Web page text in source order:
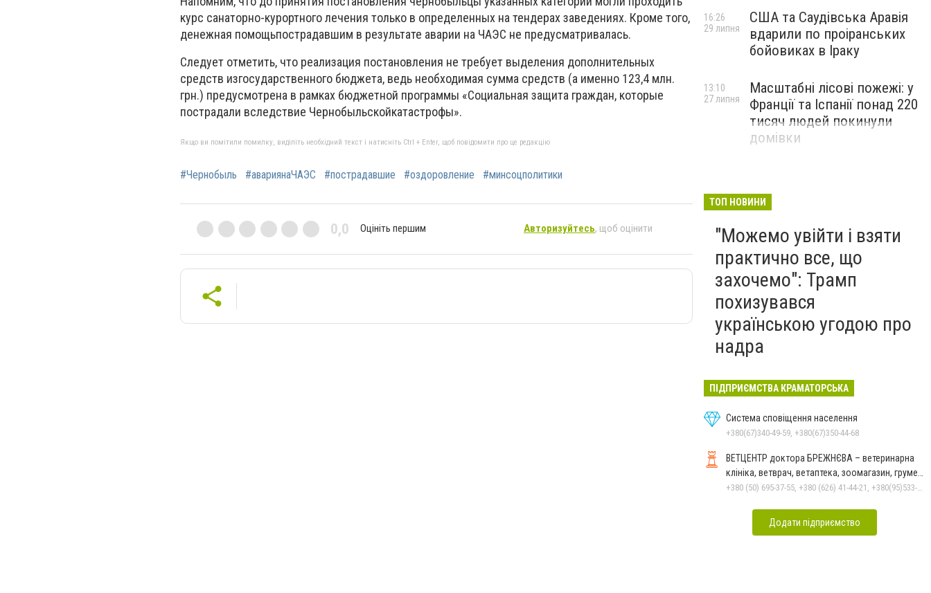
курс санаторно-курортного лечения только в определенных на тендерах заведениях. Кроме того,
денежная помощьпострадавшим в результате аварии на ЧАЭС не предусматривалась.
Следует отметить, что реализация постановления не требует выделения дополнительных
средств изгосударственного бюджета, ведь необходимая сумма средств (а именно 123,4 млн.
грн.) предусмотрена в рамках бюджетной программы «Социальная защита граждан, которые
пострадали вследствие Чернобыльскойкатастрофы».
Якщо ви помітили помилку, виділіть необхідний текст і натисніть Ctrl + Enter, щоб повідомити про це редакцію
#Чернобыль #авариянаЧАЭС #пострадавшие #оздоровление #минсоцполитики
0,0 Оцініть першим Авторизуйтесь, щоб оцінити
США та Саудівська Аравія
вдарили по проіранських
бойовиках в Іраку
16:26
29 липня
Масштабні лісові пожежі: у
Франції та Іспанії понад 220
тисяч людей покинули
домівки
13:10
27 липня
ТОП НОВИНИ
"Можемо увійти і взяти
практично все, що
захочемо": Трамп
похизувався
українською угодою про
надра
ПІДПРИЄМСТВА КРАМАТОРСЬКА
Система сповіщення населення
+380(67)340-49-59, +380(67)350-44-68
ВЕТЦЕНТР доктора БРЕЖНЄВА – ветеринарна
клініка, ветврач, ветаптека, зоомагазин, грумер,
стрижки.
+380 (50) 695-37-55, +380 (626) 41-44-21, +380(95)533-90-03
Додати підприємство